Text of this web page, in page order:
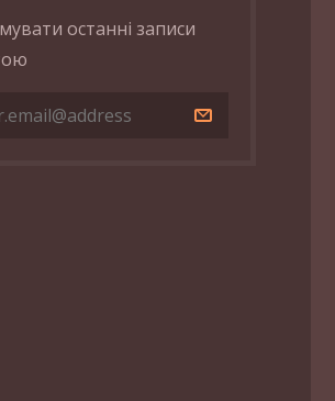
останні записи